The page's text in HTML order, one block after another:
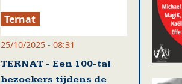
Ternat
25/10/2025 - 08:31
TERNAT - Een 100-tal
bezoekers tijdens de